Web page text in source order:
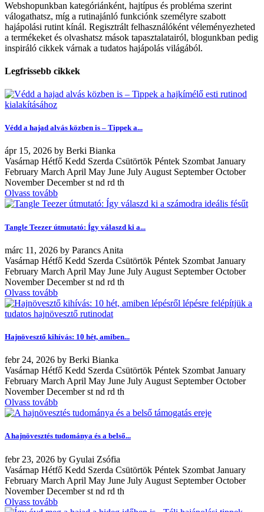
Webshopunkban kategóriánként, hajtípus és probléma szerint
válogathatsz, míg a rutinajánló funkciónk személyre szabott
hajápolási rutint kínál. Regisztrált felhasználóként véleményezheted
a termékeket és olvashatsz mások tapasztalatairól, blogunkban pedig
inspiráló cikkek várnak a tudatos hajápolás világából.
Legfrissebb cikkek
Védd a hajad alvás közben is – Tippek a...
ápr 15, 2026 by Berki Bianka
Vasárnap Hétfő Kedd Szerda Csütörtök Péntek Szombat January
February March April May June July August September October
November December st nd rd th
Olvass tovább
Tangle Teezer útmutató: Így válaszd ki a...
márc 11, 2026 by Parancs Anita
Vasárnap Hétfő Kedd Szerda Csütörtök Péntek Szombat January
February March April May June July August September October
November December st nd rd th
Olvass tovább
Hajnövesztő kihívás: 10 hét, amiben...
febr 24, 2026 by Berki Bianka
Vasárnap Hétfő Kedd Szerda Csütörtök Péntek Szombat January
February March April May June July August September October
November December st nd rd th
Olvass tovább
A hajnövesztés tudománya és a belső...
febr 23, 2026 by Gyulai Zsófia
Vasárnap Hétfő Kedd Szerda Csütörtök Péntek Szombat January
February March April May June July August September October
November December st nd rd th
Olvass tovább